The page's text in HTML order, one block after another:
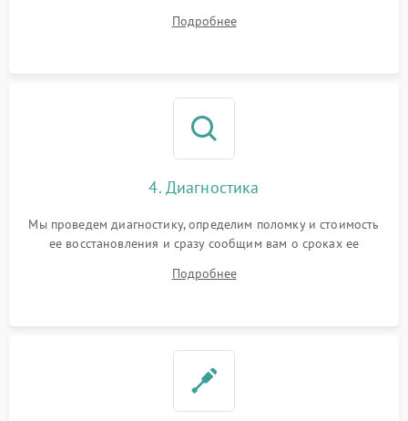
Подробнее
4. Диагностика
Мы проведем диагностику, определим поломку и стоимость
ее восстановления и сразу сообщим вам о сроках ее
Подробнее